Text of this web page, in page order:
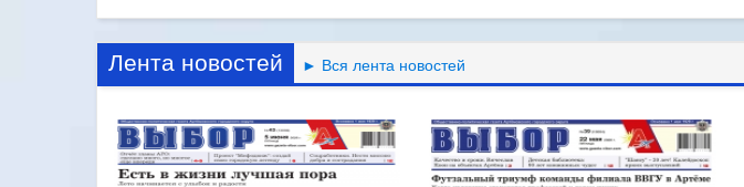
Лента новостей ► Вся лента новостей